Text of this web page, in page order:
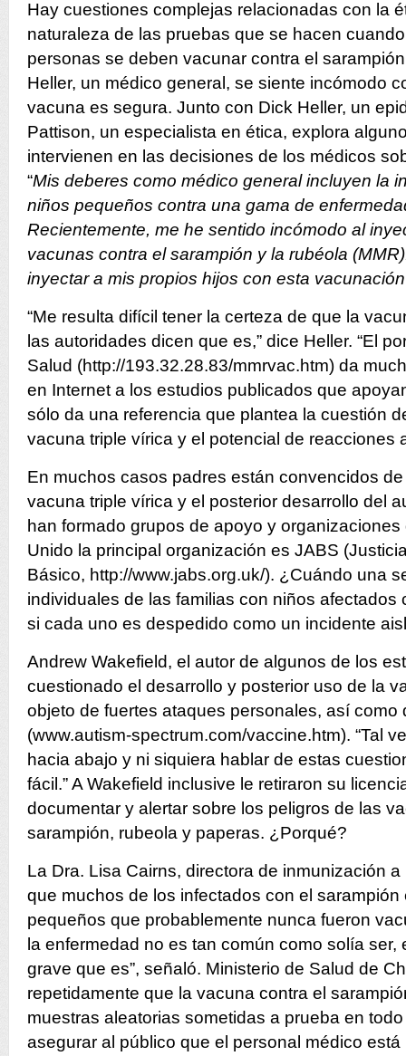
Hay cuestiones complejas relacionadas con la
naturaleza de las pruebas que se hacen
personas se deben vacunar contra el
Heller, un médico general, se siente incómodo
vacuna es segura. Junto con Dick Heller, un
Pattison, un especialista en ética, explora
intervienen en las decisiones de los médicos
“Mis deberes como médico general incluyen la
niños pequeños contra una gama de
Recientemente, me he sentido incómodo al
vacunas contra el sarampión y la rubéola
inyectar a mis propios hijos con esta
“Me resulta difícil tener la certeza de que la
las autoridades dicen que es,” dice Heller. “El
Salud (http://193.32.28.83/mmrvac.htm) da
en Internet a los estudios publicados que
sólo da una referencia que plantea la cuestión
vacuna triple vírica y el potencial de reacciones
En muchos casos padres están convencidos
vacuna triple vírica y el posterior desarrollo del
han formado grupos de apoyo y
Unido la principal organización es JABS
Básico, http://www.jabs.org.uk/). ¿Cuándo una
individuales de las familias con niños afectados
si cada uno es despedido como un incidente
Andrew Wakefield, el autor de algunos de los
cuestionado el desarrollo y posterior uso de la
objeto de fuertes ataques personales, así como
(www.autism-spectrum.com/vaccine.htm). “Tal
hacia abajo y ni siquiera hablar de estas
fácil.” A Wakefield inclusive le retiraron su
documentar y alertar sobre los peligros de las
sarampión, rubeola y paperas. ¿Porqué?
La Dra. Lisa Cairns, directora de inmunización
que muchos de los infectados con el
pequeños que probablemente nunca fueron
la enfermedad no es tan común como solía ser,
grave que es”, señaló. Ministerio de Salud de
repetidamente que la vacuna contra el
muestras aleatorias sometidas a prueba en
asegurar al público que el personal médico